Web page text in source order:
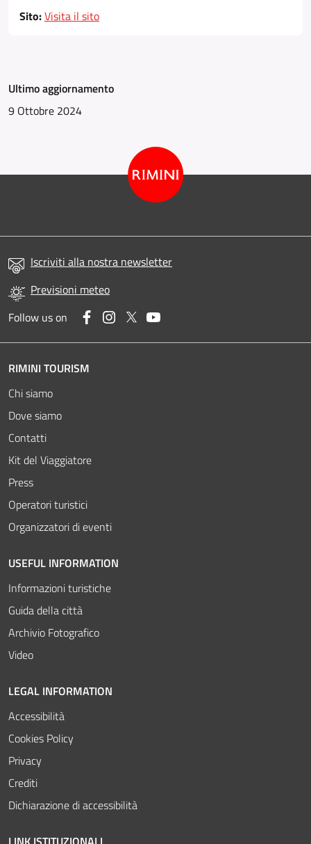
Sito:Visita il sito
Ultimo aggiornamento
9 Ottobre 2024
Iscriviti alla nostra newsletter
Previsioni meteo
Follow us on
FacebookInstagram
Twitter
RIMINI TOURISM
Chi siamo
Dove siamo
Contatti
Kit del Viaggiatore
Press
Operatori turistici
Organizzatori di eventi
USEFUL INFORMATION
Informazioni turistiche
Guida della città
Archivio Fotografico
Video
LEGAL INFORMATION
Accessibilità
Cookies Policy
Privacy
Crediti
Dichiarazione di accessibilità